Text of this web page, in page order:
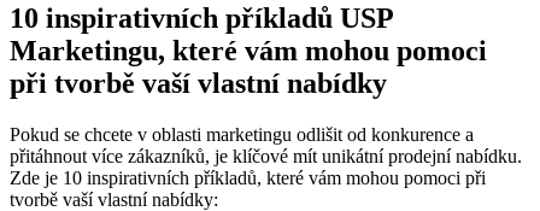
10 inspirativních příkladů ‌USP
Marketingu, které vám mohou⁢ pomoci
při⁢ tvorbě vaší vlastní nabídky
Pokud se chcete v oblasti marketingu odlišit od konkurence a
přitáhnout více zákazníků, je klíčové mít unikátní ‍prodejní nabídku.
Zde je⁢ 10 ⁤inspirativních příkladů, které⁤ vám⁢ mohou ⁤pomoci při
tvorbě vaší vlastní nabídky: